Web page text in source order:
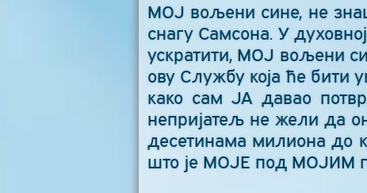
МОЈ вољени сине, не
снагу Самсона. У
ускратити, МОЈ вољени
ову Службу која ће бити
како сам ЈА давао
непријатељ не жели да
десетинама милиона до
што је МОЈЕ под МОЈИМ